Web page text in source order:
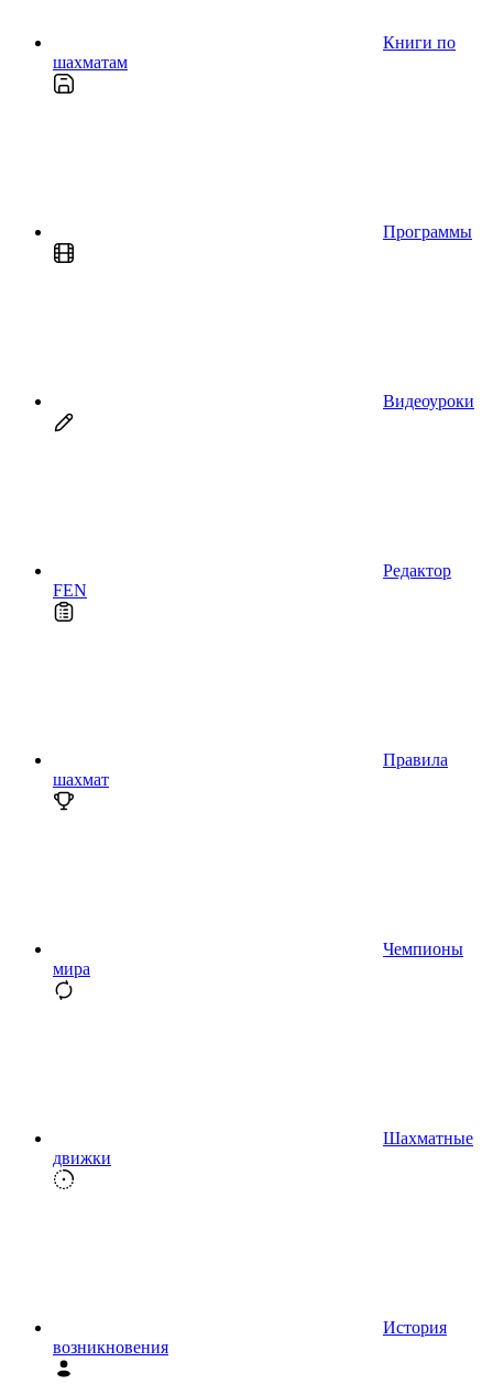
Книги по
шахматам
Программы
Видеоуроки
Редактор
FEN
Правила
шахмат
Чемпионы
мира
Шахматные
движки
История
возникновения